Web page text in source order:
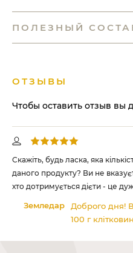
ПОЛЕЗНЫЙ
ОТЗЫВЫ
Скажіть, будь ласка, яка
даного продукту? Ви не
хто дотримується дієти - це
Земледар
Доброго дня!
100 г
Чтобы оставить отзыв вы